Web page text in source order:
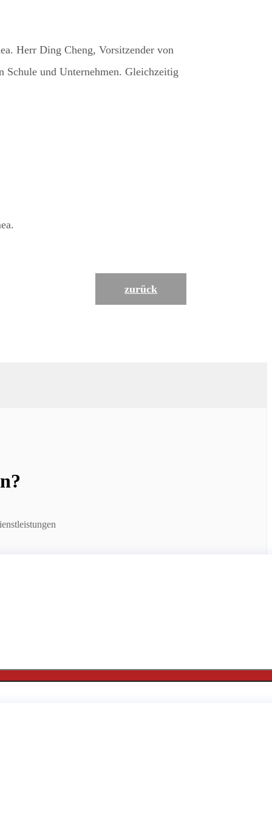
Herr Ding Cheng, Vorsitzender von
Schule und Unternehmen. Gleichzeitig
zurück